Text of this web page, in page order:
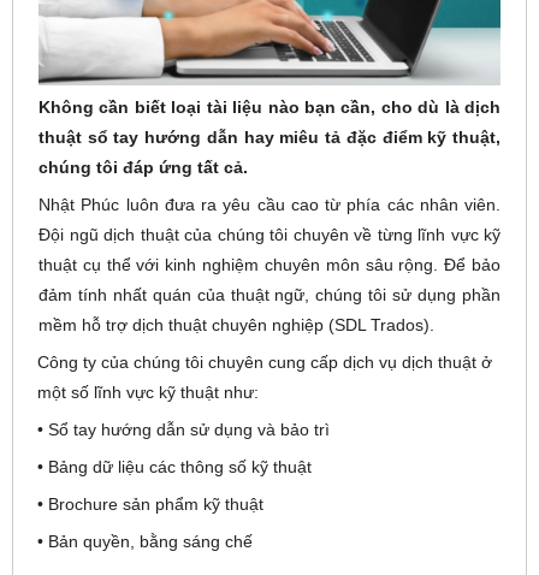
Không cần biết loại tài liệu nào bạn cần, cho dù là dịch
thuật sổ tay hướng dẫn hay miêu tả đặc điểm kỹ thuật,
chúng tôi đáp ứng tất cả.
Nhật Phúc luôn đưa ra yêu cầu cao từ phía các nhân viên.
Đội ngũ dịch thuật của chúng tôi chuyên về từng lĩnh vực kỹ
thuật cụ thể với kinh nghiệm chuyên môn sâu rộng. Để bảo
đảm tính nhất quán của thuật ngữ, chúng tôi sử dụng phần
mềm hỗ trợ dịch thuật chuyên nghiệp (SDL Trados).
Công ty của chúng tôi chuyên cung cấp dịch vụ dịch thuật ở
một số lĩnh vực kỹ thuật như:
• Sổ tay hướng dẫn sử dụng và bảo trì
• Bảng dữ liệu các thông số kỹ thuật
• Brochure sản phẩm kỹ thuật
• Bản quyền, bằng sáng chế